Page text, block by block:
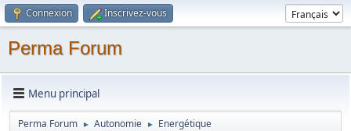
Connexion Inscrivez-vous
Perma Forum
Menu principal
Perma Forum ► Autonomie ► Energétique